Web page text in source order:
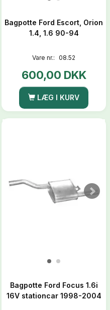
Bagpotte Ford Escort, Orion
1.4, 1.6 90-94
Vare nr.: 08.52
600,00 DKK
LÆG I KURV
Bagpotte Ford Focus 1.6i
16V stationcar 1998-2004